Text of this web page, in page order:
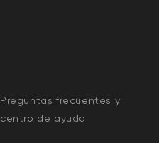
Preguntas frecuentes y
centro de ayuda